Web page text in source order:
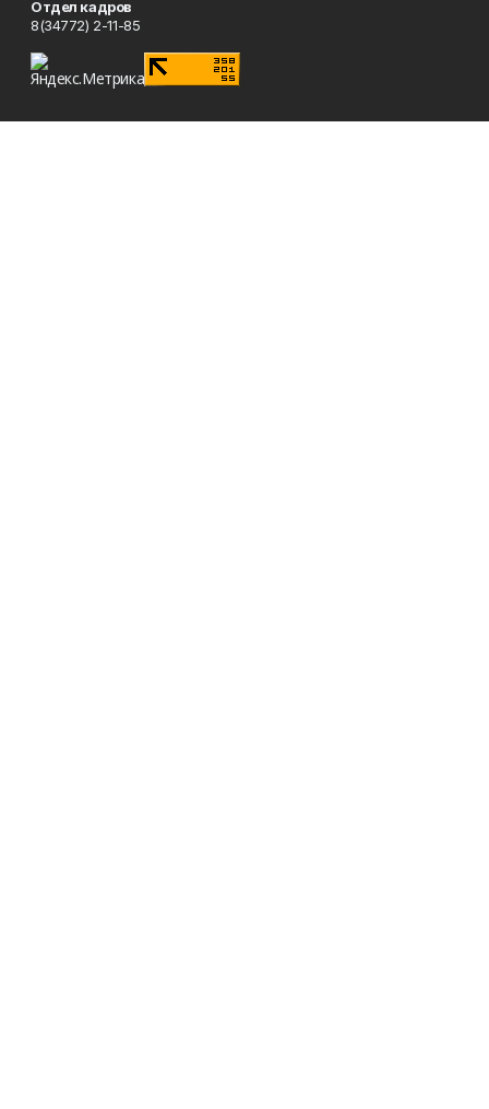
Отдел кадров
8(34772) 2-11-85